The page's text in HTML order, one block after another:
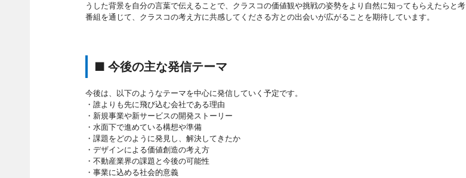
うした背景を自分の言葉で伝えることで、クラスコの価値観や挑戦の姿勢をより自然に知ってもらえたらと
番組を通じて、クラスコの考え方に共感してくださる方との出会いが広がることを期待しています。
■ 今後の主な発信テーマ
今後は、以下のようなテーマを中心に発信していく予定です。
・誰よりも先に飛び込む会社である理由
・新規事業や新サービスの開発ストーリー
・水面下で進めている構想や準備
・課題をどのように発見し、解決してきたか
・デザインによる価値創造の考え方
・不動産業界の課題と今後の可能性
・事業に込める社会的意義